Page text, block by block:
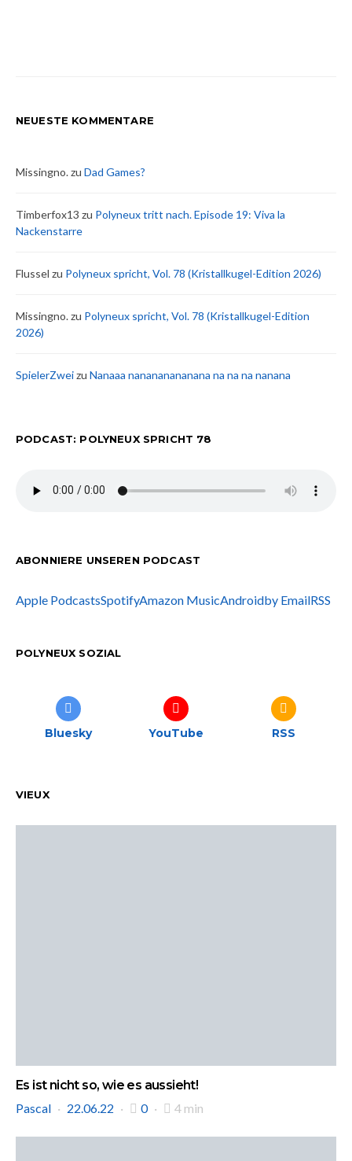
NEUESTE KOMMENTARE
Missingno.zu Dad Games?
Timberfox13 zu Polyneux tritt nach. Episode 19: Viva la
Nackenstarre
Flussel zu Polyneux spricht, Vol. 78 (Kristallkugel-Edition 2026)
Missingno.zu Polyneux spricht, Vol. 78 (Kristallkugel-Edition
2026)
SpielerZweizu Nanaaa nanananananana na na na nanana
PODCAST: POLYNEUX SPRICHT 78
ABONNIERE UNSEREN PODCAST
Apple PodcastsSpotifyAmazon MusicAndroidby EmailRSS
POLYNEUX SOZIAL
Bluesky YouTube RSS
VIEUX
Es ist nicht so, wie es aussieht!
Pascal
22.06.22 0 4 min